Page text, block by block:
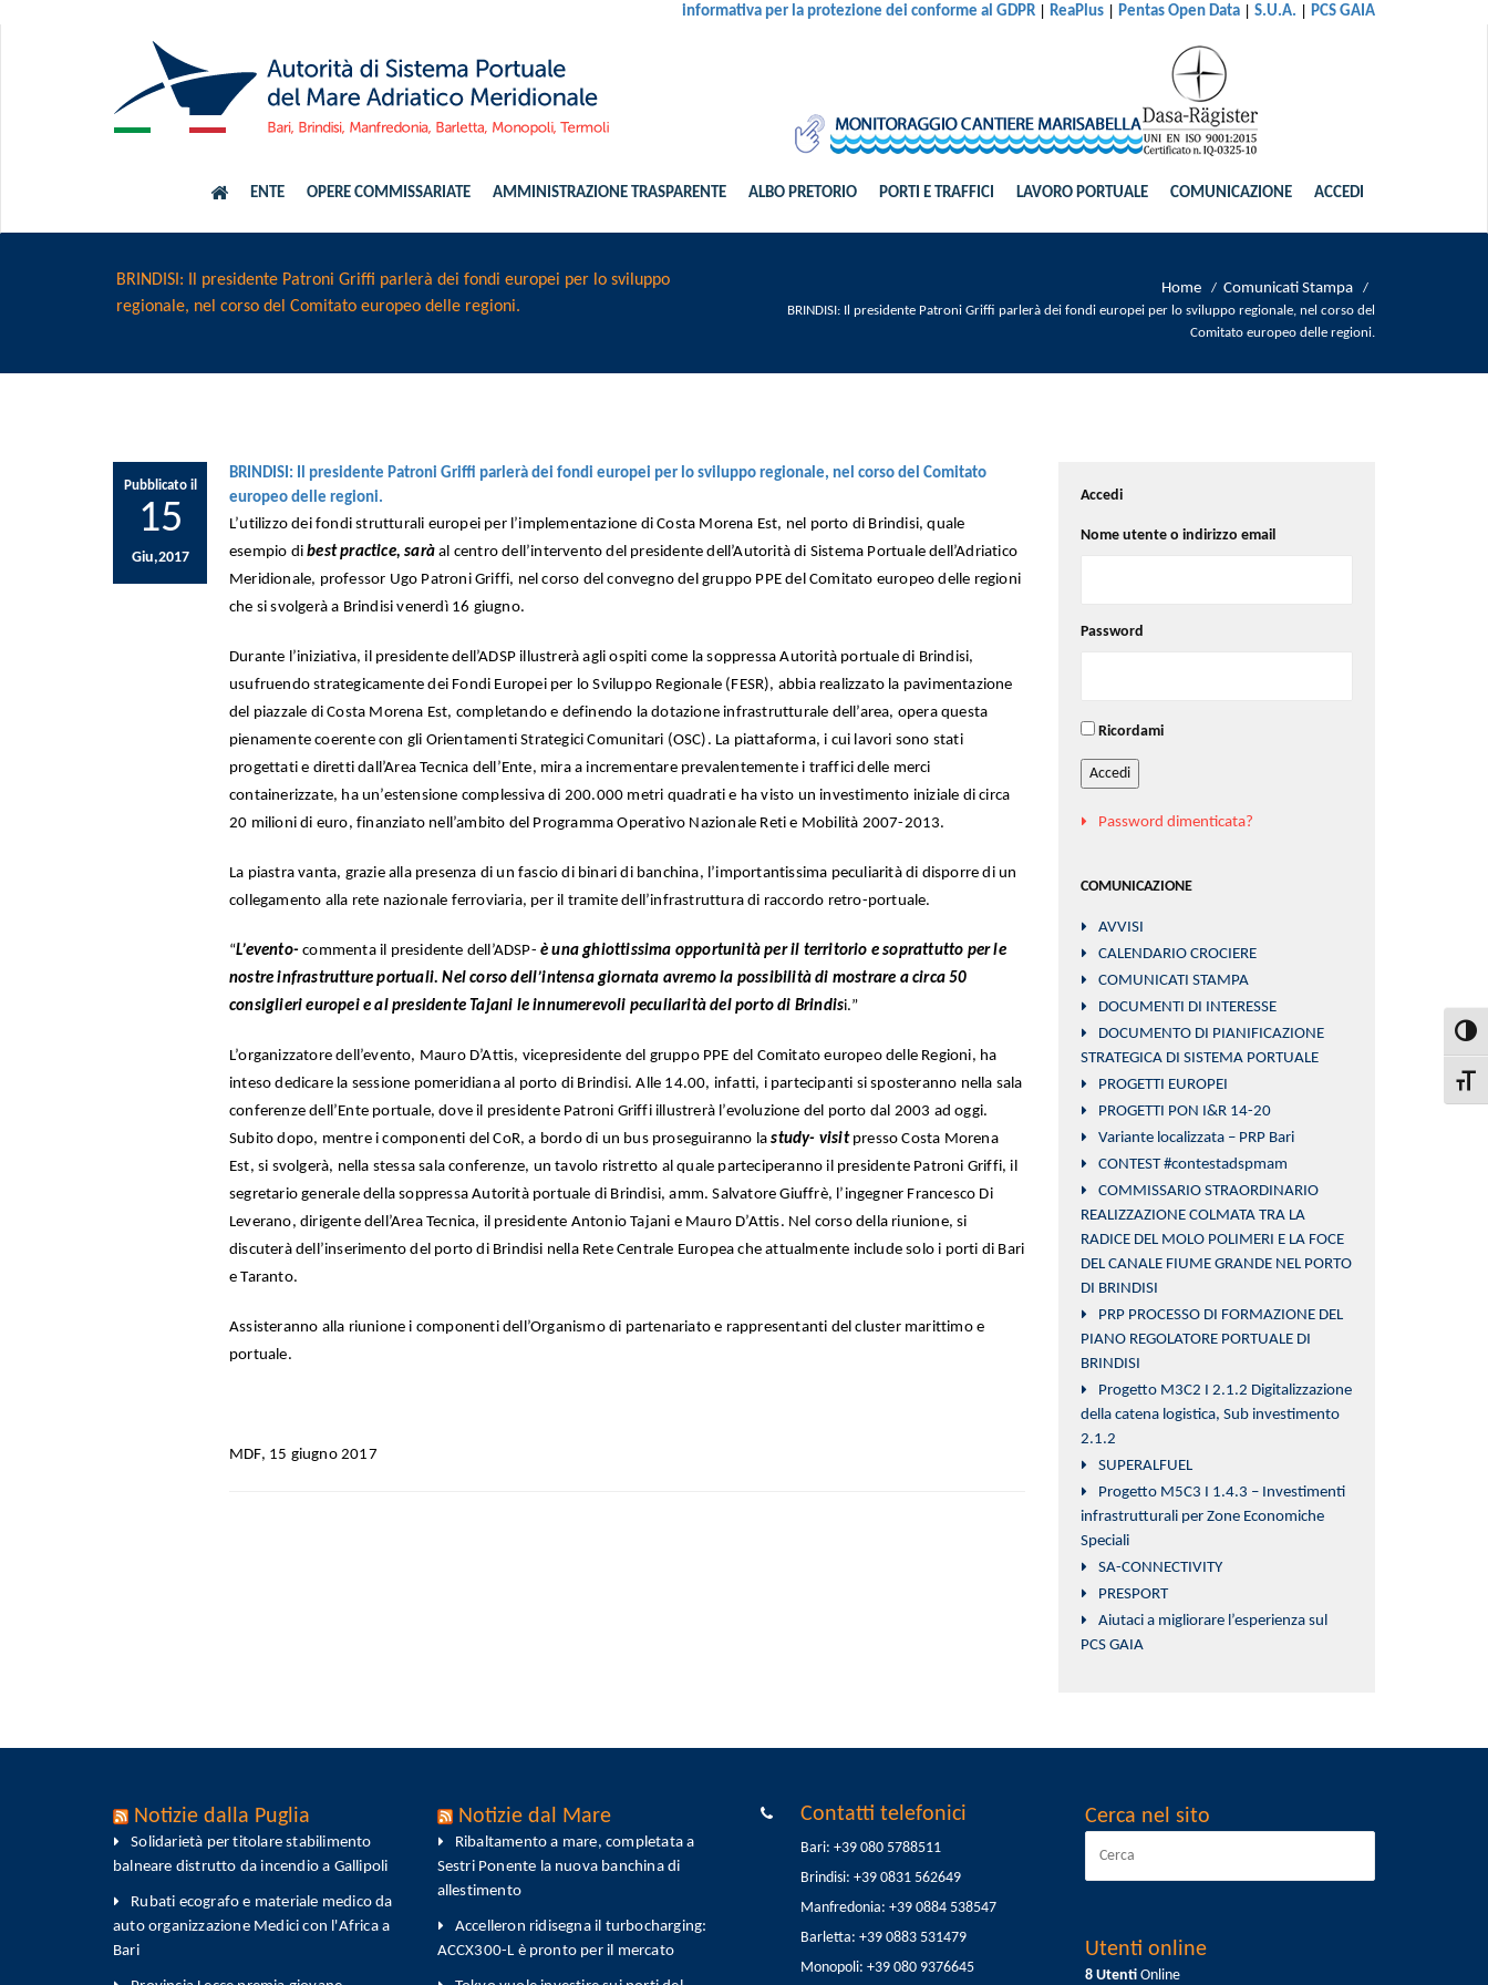
informativa per la protezione dei conforme al GDPR | ReaPlus | Pentas Open Data | S.U.A. | PCS GAIA
ENTE OPERE COMMISSARIATE AMMINISTRAZIONE TRASPARENTE ALBO PRETORIO PORTI E TRAFFICI LAVORO PORTUALE COMUNICAZIONE ACCEDI
BRINDISI: Il presidente Patroni Griffi parlerà dei fondi europei per lo sviluppo
regionale, nel corso del Comitato europeo delle regioni.
Home / Comunicati Stampa /
BRINDISI: Il presidente Patroni Griffi parlerà dei fondi europei per lo sviluppo regionale, nel corso del
Comitato europeo delle regioni.
Pubblicato il
15
Giu,2017
BRINDISI: Il presidente Patroni Griffi parlerà dei fondi europei per lo sviluppo regionale, nel corso del Comitato
europeo delle regioni.
L’utilizzo dei fondi strutturali europei per l’implementazione di Costa Morena Est, nel porto di Brindisi, quale
esempio dibest practice, saràal centro dell’intervento del presidente dell’Autorità di Sistema Portuale dell’Adriatico
Meridionale, professor Ugo Patroni Griffi, nel corso del convegno del gruppo PPE del Comitato europeo delle regioni
che si svolgerà a Brindisi venerdì 16 giugno.
Durante l’iniziativa, il presidente dell’ADSP illustrerà agli ospiti come la soppressa Autorità portuale di Brindisi,
usufruendo strategicamente dei Fondi Europei per lo Sviluppo Regionale (FESR), abbia realizzato la pavimentazione
del piazzale di Costa Morena Est, completando e definendo la dotazione infrastrutturale dell’area, opera questa
pienamente coerente con gli Orientamenti Strategici Comunitari (OSC). La piattaforma, i cui lavori sono stati
progettati e diretti dall’Area Tecnica dell’Ente, mira a incrementare prevalentemente i traffici delle merci
containerizzate, ha un’estensione complessiva di 200.000 metri quadrati e ha visto un investimento iniziale di circa
20 milioni di euro, finanziato nell’ambito del Programma Operativo Nazionale Reti e Mobilità 2007-2013.
La piastra vanta, grazie alla presenza di un fascio di binari di banchina, l’importantissima peculiarità di disporre di un
collegamento alla rete nazionale ferroviaria, per il tramite dell’infrastruttura di raccordo retro-portuale.
“L’evento- commenta il presidente dell’ADSP-è una ghiottissima opportunità per il territorio e soprattutto per le
nostre infrastrutture portuali. Nel corso dell’intensa giornata avremo la possibilità di mostrare a circa 50
consiglieri europei e al presidente Tajani le innumerevoli peculiarità del porto di Brindisi.”
L’organizzatore dell’evento, Mauro D’Attis, vicepresidente del gruppo PPE del Comitato europeo delle Regioni, ha
inteso dedicare la sessione pomeridiana al porto di Brindisi. Alle 14.00, infatti, i partecipanti si sposteranno nella sala
conferenze dell’Ente portuale, dove il presidente Patroni Griffi illustrerà l’evoluzione del porto dal 2003 ad oggi.
Subito dopo, mentre i componenti del CoR, a bordo di un bus proseguiranno lastudy- visitpresso Costa Morena
Est, si svolgerà, nella stessa sala conferenze, un tavolo ristretto al quale parteciperanno il presidente Patroni Griffi, il
segretario generale della soppressa Autorità portuale di Brindisi, amm. Salvatore Giuffrè, l’ingegner Francesco Di
Leverano, dirigente dell’Area Tecnica, il presidente Antonio Tajani e Mauro D’Attis. Nel corso della riunione, si
discuterà dell’inserimento del porto di Brindisi nella Rete Centrale Europea che attualmente include solo i porti di Bari
e Taranto.
Assisteranno alla riunione i componenti dell’Organismo di partenariato e rappresentanti del cluster marittimo e
portuale.
MDF, 15 giugno 2017
Accedi
Nome utente o indirizzo email
Password
Ricordami
Accedi
Password dimenticata?
COMUNICAZIONE
AVVISI
CALENDARIO CROCIERE
COMUNICATI STAMPA
DOCUMENTI DI INTERESSE
DOCUMENTO DI PIANIFICAZIONE
STRATEGICA DI SISTEMA PORTUALE
PROGETTI EUROPEI
PROGETTI PON I&R 14-20
Variante localizzata – PRP Bari
CONTEST #contestadspmam
COMMISSARIO STRAORDINARIO
REALIZZAZIONE COLMATA TRA LA
RADICE DEL MOLO POLIMERI E LA FOCE
DEL CANALE FIUME GRANDE NEL PORTO
DI BRINDISI
PRP PROCESSO DI FORMAZIONE DEL
PIANO REGOLATORE PORTUALE DI
BRINDISI
Progetto M3C2 I 2.1.2 Digitalizzazione
della catena logistica, Sub investimento
2.1.2
SUPERALFUEL
Progetto M5C3 I 1.4.3 – Investimenti
infrastrutturali per Zone Economiche
Speciali
SA-CONNECTIVITY
PRESPORT
Aiutaci a migliorare l’esperienza sul
PCS GAIA
Notizie dalla Puglia
Solidarietà per titolare stabilimento
balneare distrutto da incendio a Gallipoli
Rubati ecografo e materiale medico da
auto organizzazione Medici con l'Africa a
Bari
Notizie dal Mare
Ribaltamento a mare, completata a
Sestri Ponente la nuova banchina di
allestimento
Accelleron ridisegna il turbocharging:
ACCX300-L è pronto per il mercato
Contatti telefonici
Bari: +39 080 5788511
Brindisi: +39 0831 562649
Manfredonia: +39 0884 538547
Barletta: +39 0883 531479
Monopoli: +39 080 9376645
Cerca nel sito
Utenti online
8 UtentiOnline